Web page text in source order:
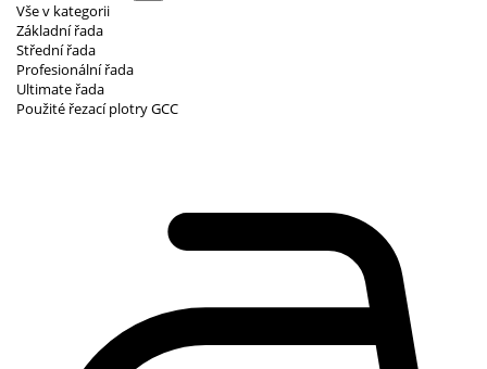
Vše v kategorii
Základní řada
Střední řada
Profesionální řada
Ultimate řada
Použité řezací plotry GCC